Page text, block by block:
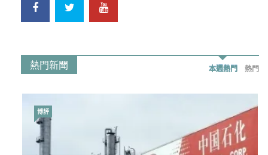
熱門新聞 本週熱門 熱門
博評
時事政治